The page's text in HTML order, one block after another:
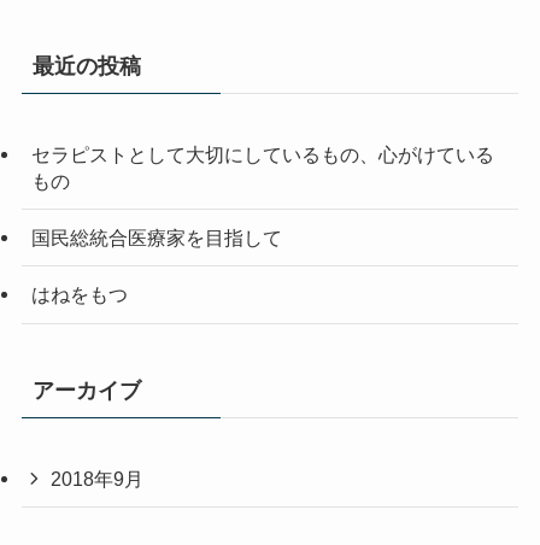
最近の投稿
セラピストとして大切にしているもの、心がけている
もの
国民総統合医療家を目指して
はねをもつ
アーカイブ
2018年9月